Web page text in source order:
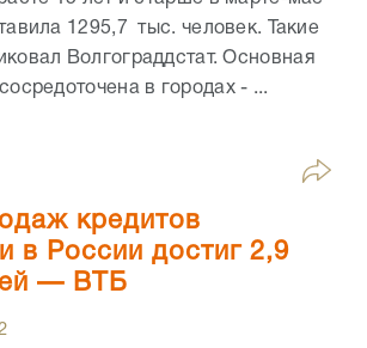
1295,7 тыс. человек. Такие
Волгограддстат. Основная
в городах - ...
кредитов
в России достиг 2,9
— ВТБ